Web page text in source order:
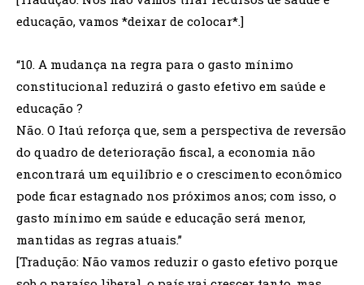
educação, vamos *deixar de colocar*.]
“10. A mudança na regra para o gasto mínimo
constitucional reduzirá o gasto efetivo em saúde e
educação ?
Não. O Itaú reforça que, sem a perspectiva de reversão
do quadro de deterioração fiscal, a economia não
encontrará um equilíbrio e o crescimento econômico
pode ficar estagnado nos próximos anos; com isso, o
gasto mínimo em saúde e educação será menor,
mantidas as regras atuais.”
[Tradução: Não vamos reduzir o gasto efetivo porque